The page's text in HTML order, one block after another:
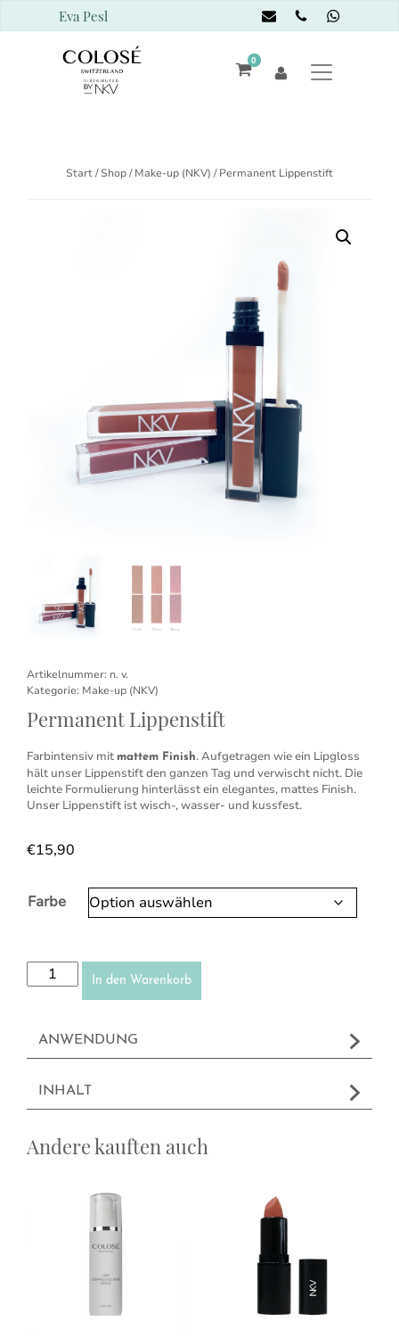
Eva Pesl
0
Start/Shop/Make-up (NKV) / Permanent Lippenstift
Artikelnummer: n. v.
Kategorie: Make-up (NKV)
Permanent Lippenstift
Farbintensiv mit mattem Finish. Aufgetragen wie ein Lipgloss
hält unser Lippenstift den ganzen Tag und verwischt nicht. Die
leichte Formulierung hinterlässt ein elegantes, mattes Finish.
Unser Lippenstift ist wisch-, wasser- und kussfest.
€15,90
Farbe
Permanent Lippenstift Menge
In den Warenkorb
ANWENDUNG
INHALT
Andere kauften auch